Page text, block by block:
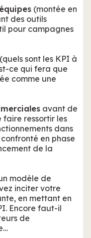
(montée en
des outils
pour campagnes
(quels sont les KPI à
ce qui fera que
comme une
avant de
faire ressortir les
dans
en phase
de la
modèle de
inciter votre
en mettant en
Encore faut-il
de